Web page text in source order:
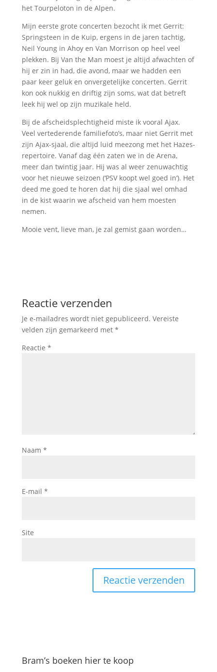
het Tourpeloton in de Alpen.
Mijn eerste grote concerten bezocht ik met Gerrit:
Springsteen in de Kuip, ergens in de jaren tachtig,
Neil Young in Ahoy en Van Morrison op heel veel
plekken. Bij Van the Man moest je altijd afwachten of
hij er zin in had, die avond, maar we hadden een
paar keer geluk en onvergetelijke concerten. Gerrit
kon ook nukkig en driftig zijn soms, wat dat betreft
leek hij wel op zijn muzikale held.
Bij de afscheidsplechtigheid miste ik vooral Ajax.
Veel vertederende familiefoto’s, maar niet Gerrit met
zijn Ajax-sjaal, die altijd luid meezong met het Hazes-
repertoire. Vanaf dag één zaten we in de Arena,
meer dan twintig jaar. Hij was al weer zenuwachtig
voor het nieuwe seizoen (‘PSV koopt wel goed in’). Het
deed me goed te horen dat hij die sjaal wel omhad
in de kist waarin we afscheid van hem moesten
nemen.
Mooie vent, lieve man, je zal gemist gaan worden…
Reactie verzenden
Je e-mailadres wordt niet gepubliceerd. Vereiste
velden zijn gemarkeerd met *
Reactie *
Naam *
E-mail *
Site
Bram’s boeken hier te koop